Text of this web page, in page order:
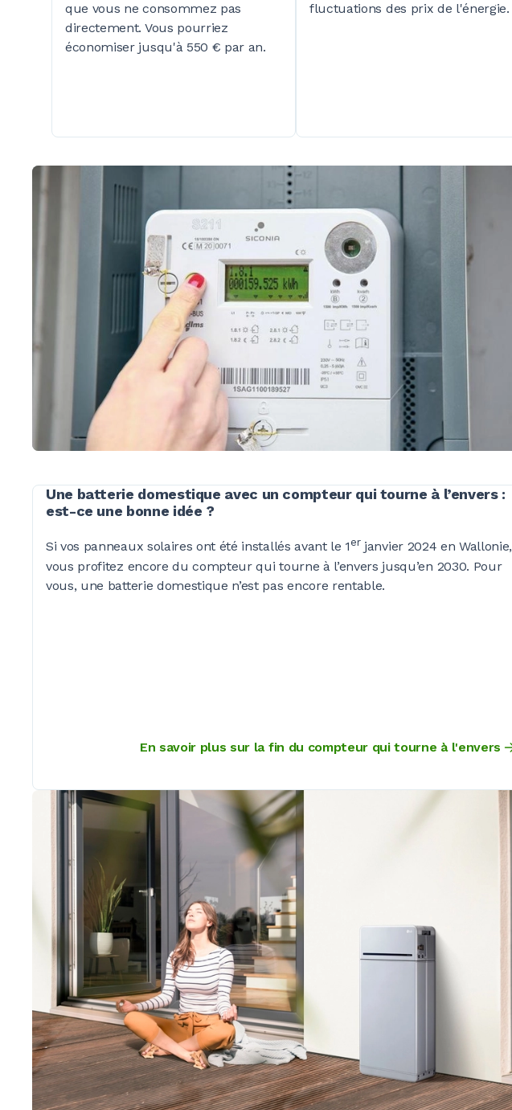
que vous ne consommez pas
directement. Vous pourriez
économiser jusqu'à 550 € par an.
fluctuations des prix de l'énergie.
Une batterie domestique avec un compteur qui tourne à l’envers :
est-ce une bonne idée ?
Si vos panneaux solaires ont été installés avant le 1er janvier 2024 en Wallonie,
vous profitez encore du compteur qui tourne à l’envers jusqu’en 2030. Pour
vous, une batterie domestique n’est pas encore rentable.
En savoir plus sur la fin du compteur qui tourne à l'envers